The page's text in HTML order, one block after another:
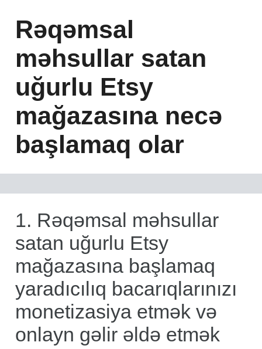
Rəqəmsal
məhsullar satan
uğurlu Etsy
mağazasına necə
başlamaq olar
1. Rəqəmsal məhsullar
satan uğurlu Etsy
mağazasına başlamaq
yaradıcılıq bacarıqlarınızı
monetizasiya etmək və
onlayn gəlir əldə etmək